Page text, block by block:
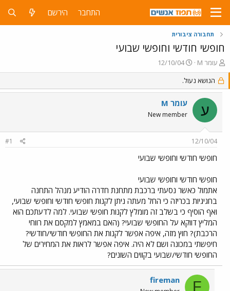
התחבר הירשם
תחבורה ציבורית
חופשי חודשי וחופשי שבועי
פ
ו
ת
ח
נ
עומר M
פ
ו
ר
ס
ם
ב
ת
ך
12/10/04
הנושא נעול.
ע עומר M
New member
12/10/04
#1
חופשי חודשי וחופשי שבועי
חופשי חודשי וחופשי שבועי
אתמול כאשר נסעתי ברכבת מתחנת חדרה הודיע מנהל התחנה
בחגיגיות בכריזה כי החל מעתה ניתן לקנות חופשי חודשי וחופשי שבועי,
ואף הוסיף כי בשלב זה מומלץ לקנות חופשי שבועי. למה לדעתכם הוא
המליץ דווקא על החופשי שבועי? (האם במאמץ למקסם את רווחי
הרכבת)? חוץ מזה, איפה אפשר לקנות את החופשי חודשי/חודשי?
חיפשתי במכונה ושם לא היה. איפה אפשר לראות את המחירים של
החופשי חודשי/שבועי בקווים השונים?
F
fireman